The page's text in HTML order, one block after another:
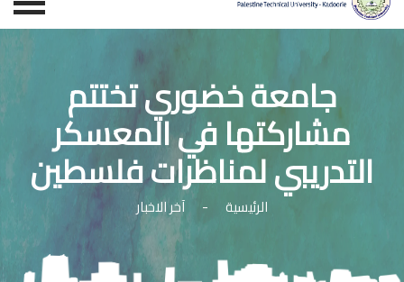
جامعة خضوري تختتم
مشاركتها في المعسكر
التدريبي لمناظرات فلسطين
الرئيسية - آخر الاخبار